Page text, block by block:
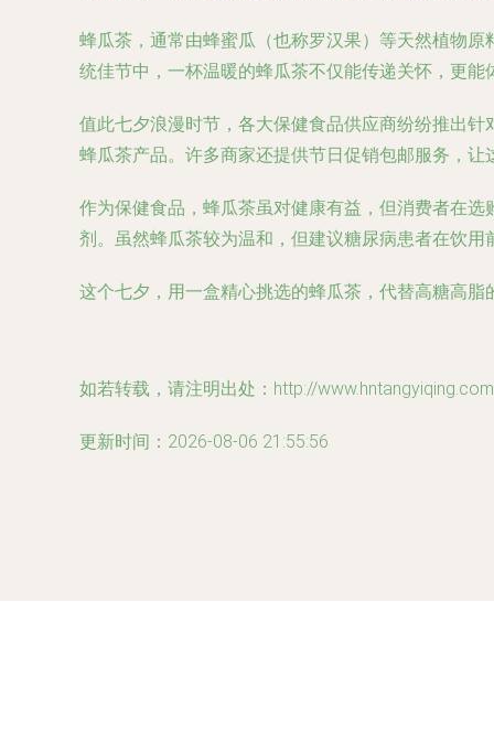
蜂瓜茶，通常由蜂蜜瓜（也称罗汉果）等天然植物
统佳节中，一杯温暖的蜂瓜茶不仅能传递关怀，更
值此七夕浪漫时节，各大保健食品供应商纷纷推出
蜂瓜茶产品。许多商家还提供节日促销包邮服务，
作为保健食品，蜂瓜茶虽对健康有益，但消费者在
剂。虽然蜂瓜茶较为温和，但建议糖尿病患者在饮
这个七夕，用一盒精心挑选的蜂瓜茶，代替高糖高
如若转载，请注明出处：http://
更新时间：2026-08-06 21:55:56